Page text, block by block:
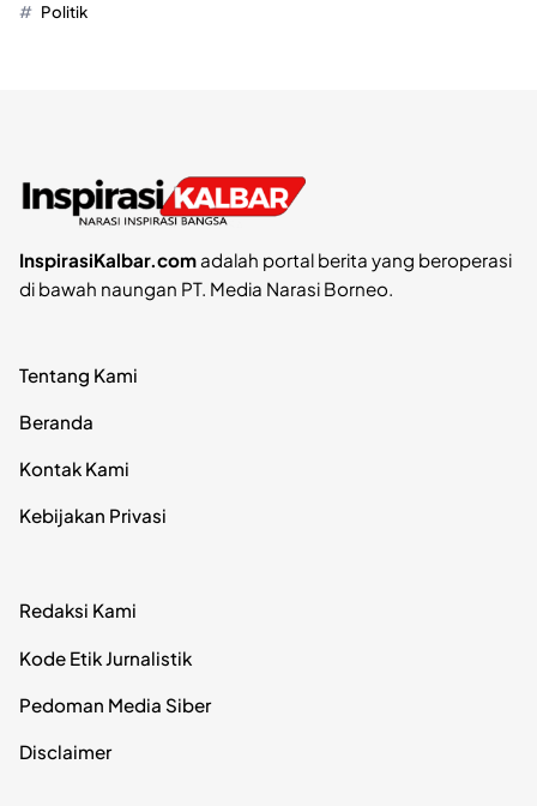
Politik
InspirasiKalbar.comadalah portal berita yang beroperasi
di bawah naungan PT. Media Narasi Borneo.
Tentang Kami
Beranda
Kontak Kami
Kebijakan Privasi
Redaksi Kami
Kode Etik Jurnalistik
Pedoman Media Siber
Disclaimer